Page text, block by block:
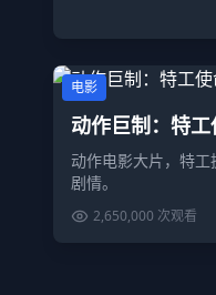
电影
动作巨制：特工
动作电影大片，特
剧情。
2,650,000 次观看